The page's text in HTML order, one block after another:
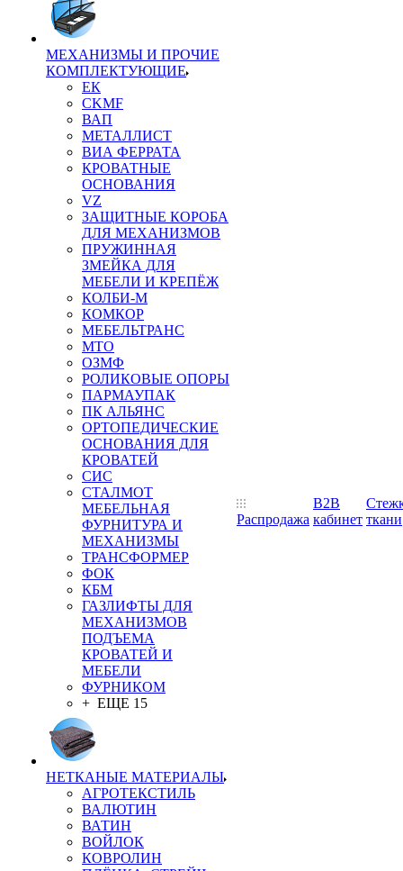
МЕХАНИЗМЫ И ПРОЧИЕ
КОМПЛЕКТУЮЩИЕ
ЕК
CKMF
ВАП
МЕТАЛЛИСТ
ВИА ФЕРРАТА
КРОВАТНЫЕ
ОСНОВАНИЯ
VZ
ЗАЩИТНЫЕ КОРОБА
ДЛЯ МЕХАНИЗМОВ
ПРУЖИННАЯ
ЗМЕЙКА ДЛЯ
МЕБЕЛИ И КРЕПЁЖ
КОЛБИ-М
КОМКОР
МЕБЕЛЬТРАНС
MTO
ОЗМФ
РОЛИКОВЫЕ ОПОРЫ
ПАРМАУПАК
ПК АЛЬЯНС
ОРТОПЕДИЧЕСКИЕ
ОСНОВАНИЯ ДЛЯ
КРОВАТЕЙ
СИС
СТАЛМОТ
МЕБЕЛЬНАЯ
ФУРНИТУРА И
МЕХАНИЗМЫ
ТРАНСФОРМЕР
ФОК
КБМ
ГАЗЛИФТЫ ДЛЯ
МЕХАНИЗМОВ
ПОДЪЕМА
КРОВАТЕЙ И
МЕБЕЛИ
ФУРНИКОМ
+ ЕЩЕ 15
НЕТКАНЫЕ МАТЕРИАЛЫ
АГРОТЕКСТИЛЬ
ВАЛЮТИН
ВАТИН
ВОЙЛОК
КОВРОЛИН
Распродажа
B2B
кабинет ткани